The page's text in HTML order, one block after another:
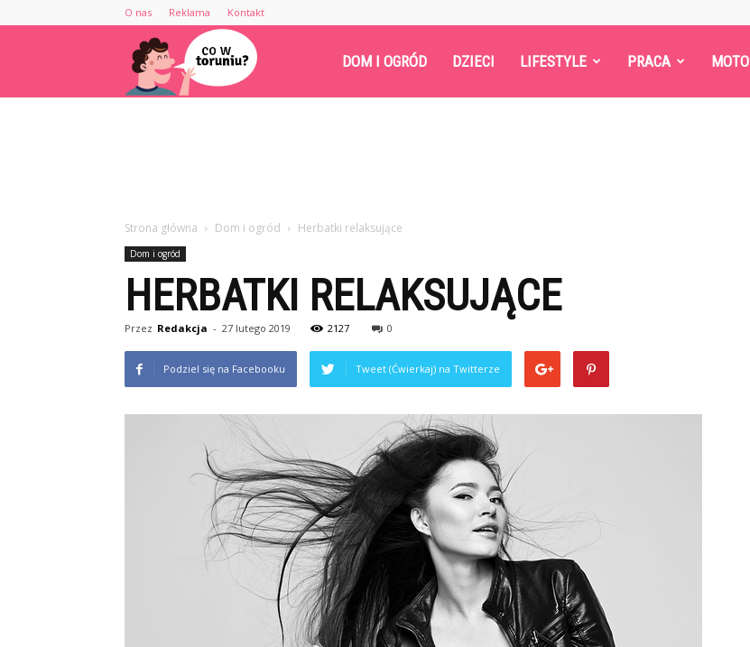
O nas Reklama Kontakt
Cowtoruniu.pl DOM I OGRÓD DZIECI LIFESTYLE PRACA MOTO
Strona główna Dom i ogród Herbatki relaksujące
Dom i ogród
HERBATKI RELAKSUJĄCE
Przez Redakcja - 27 lutego 2019 2127 0
Podziel się na Facebooku Tweet (Ćwierkaj) na Twitterze